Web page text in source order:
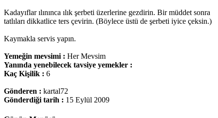
Kadayıflar ılınınca ılık şerbeti üzerlerine gezdirin. Bir müddet sonra
tatlıları dikkatlice ters çevirin. (Böylece üstü de şerbeti iyice çeksin.)
Kaymakla servis yapın.
Yemeğin mevsimi : Her Mevsim
Yanında yenebilecek tavsiye yemekler :
Kaç Kişilik : 6
Gönderen : kartal72
Gönderdiği tarih : 15 Eylül 2009